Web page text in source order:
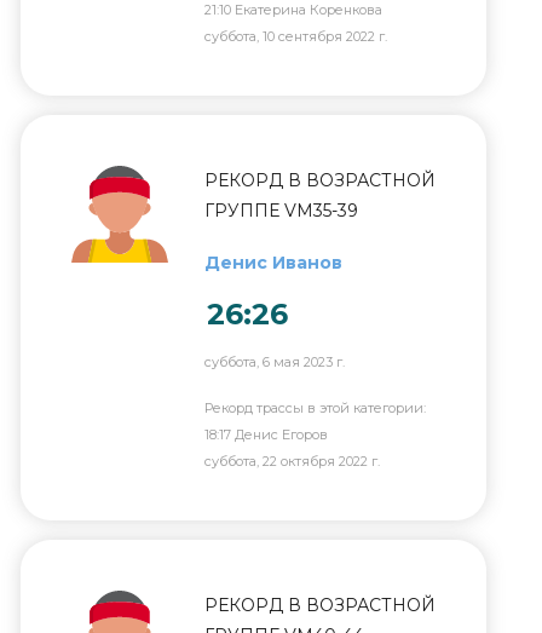
21:10 Екатерина Коренкова
суббота, 10 сентября 2022 г.
РЕКОРД В ВОЗРАСТНОЙ
ГРУППЕ VM35-39
Денис Иванов
26:26
суббота, 6 мая 2023 г.
Рекорд трассы в этой категории:
18:17 Денис Егоров
суббота, 22 октября 2022 г.
РЕКОРД В ВОЗРАСТНОЙ